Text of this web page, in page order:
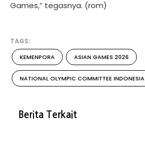
Games,” tegasnya. (rom)
TAGS:
KEMENPORA ASIAN GAMES 2026
NATIONAL OLYMPIC COMMITTEE INDONESIA
Berita Terkait